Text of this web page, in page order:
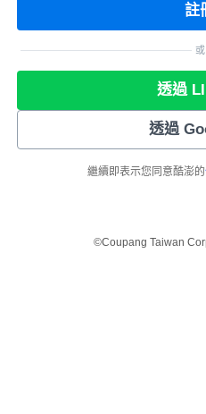
註
或
透過
透過
繼續即表示您同意酷澎的
©Coupang Taiwan